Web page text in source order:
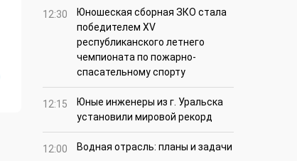
12:30
Юношеская сборная ЗКО стала
победителем XV
республиканского летнего
чемпионата по пожарно-
спасательному спорту
12:15
Юные инженеры из г. Уральска
установили мировой рекорд
12:00 Водная отрасль: планы и задачи